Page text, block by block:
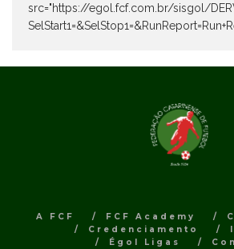
src="https://egol.fcf.com.br/sisgol/
A FCF FCF Academy
Credenciamento
Égol Ligas